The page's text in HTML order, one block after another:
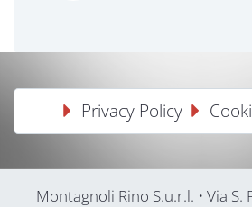
Privacy Policy
Montagnoli Rino S.u.r.l. • Via